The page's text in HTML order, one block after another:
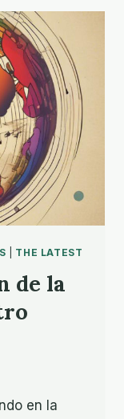
THE LATEST
de la
en la